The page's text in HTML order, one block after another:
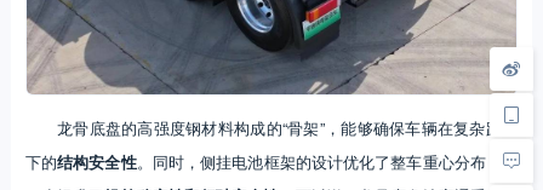
龙骨底盘的高强度钢材料构成的“骨架”，能够确保车辆在复杂路况
下的结构安全性。同时，侧挂电池框架的设计优化了整车重心分布，进